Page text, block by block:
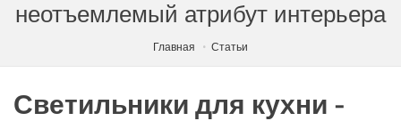
неотъемлемый атрибут интерьера
Главная Статьи
Светильники для кухни -